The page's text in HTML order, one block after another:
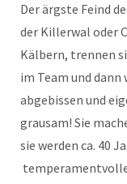
Der ärgste Feind
der Killerwal oder
Kälbern, trennen
im Team und dann
abgebissen und
grausam! Sie
sie werden ca. 40